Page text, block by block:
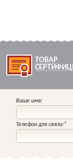
ТОВАР
Ваше имя:
Телефон для связи:*